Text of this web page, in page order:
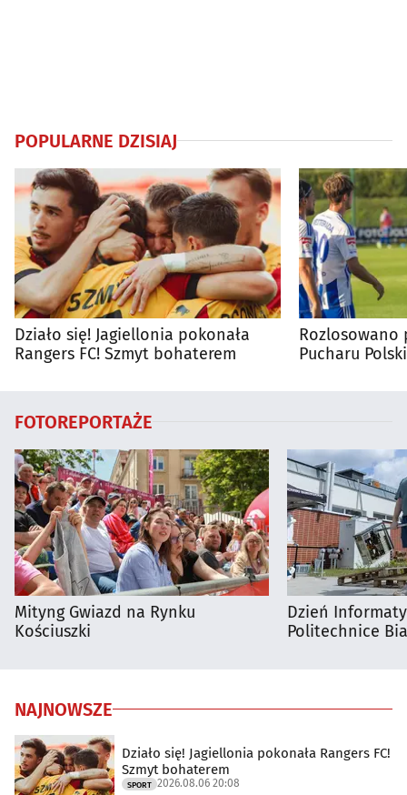
POPULARNE DZISIAJ
Działo się! Jagiellonia pokonała
Rangers FC! Szmyt bohaterem
Rozlosowano
Pucharu Polski
FOTOREPORTAŻE
Mityng Gwiazd na Rynku
Kościuszki
Dzień
Politechnice
NAJNOWSZE
Działo się! Jagiellonia pokonała Rangers FC!
Szmyt bohaterem
SPORT 2026.08.06 20:08